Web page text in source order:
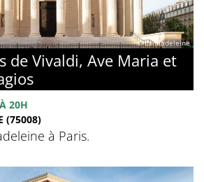
© La Madeleine
de Vivaldi, Ave Maria et
À 20H
(75008)
à Paris.